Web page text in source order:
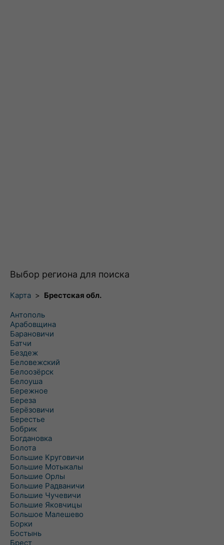
Выбор региона для поиска
Карта > Брестская обл.
Антополь
Арабовщина
Барановичи
Батчи
Бездеж
Беловежский
Белоозёрск
Белоуша
Бережное
Береза
Берёзовичи
Берестье
Бобрик
Богдановка
Болота
Большие Круговичи
Большие Мотыкалы
Большие Орлы
Большие Радваничи
Большие Чучевичи
Большие Яковчицы
Большое Малешево
Борки
Бостынь
Брест